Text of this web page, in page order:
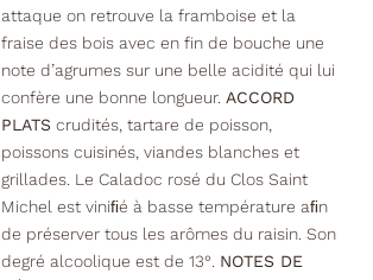
attaque on retrouve la framboise et la
fraise des bois avec en fin de bouche une
note d’agrumes sur une belle acidité qui lui
confère une bonne longueur. ACCORD
PLATS crudités, tartare de poisson,
poissons cuisinés, viandes blanches et
grillades. Le Caladoc rosé du Clos Saint
Michel est viniﬁé à basse température aﬁn
de préserver tous les arômes du raisin. Son
degré alcoolique est de 13°. NOTES DE